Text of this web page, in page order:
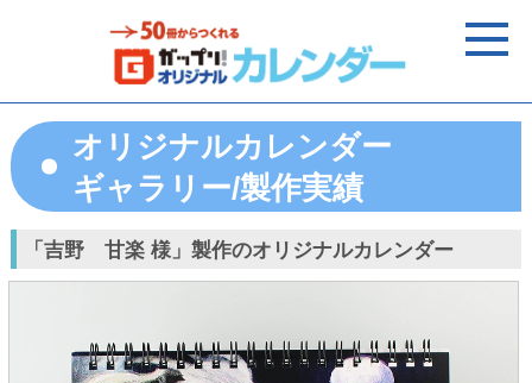
オリジナルカレンダー
ギャラリー/製作実績
「吉野 甘楽 様」製作のオリジナルカレンダー